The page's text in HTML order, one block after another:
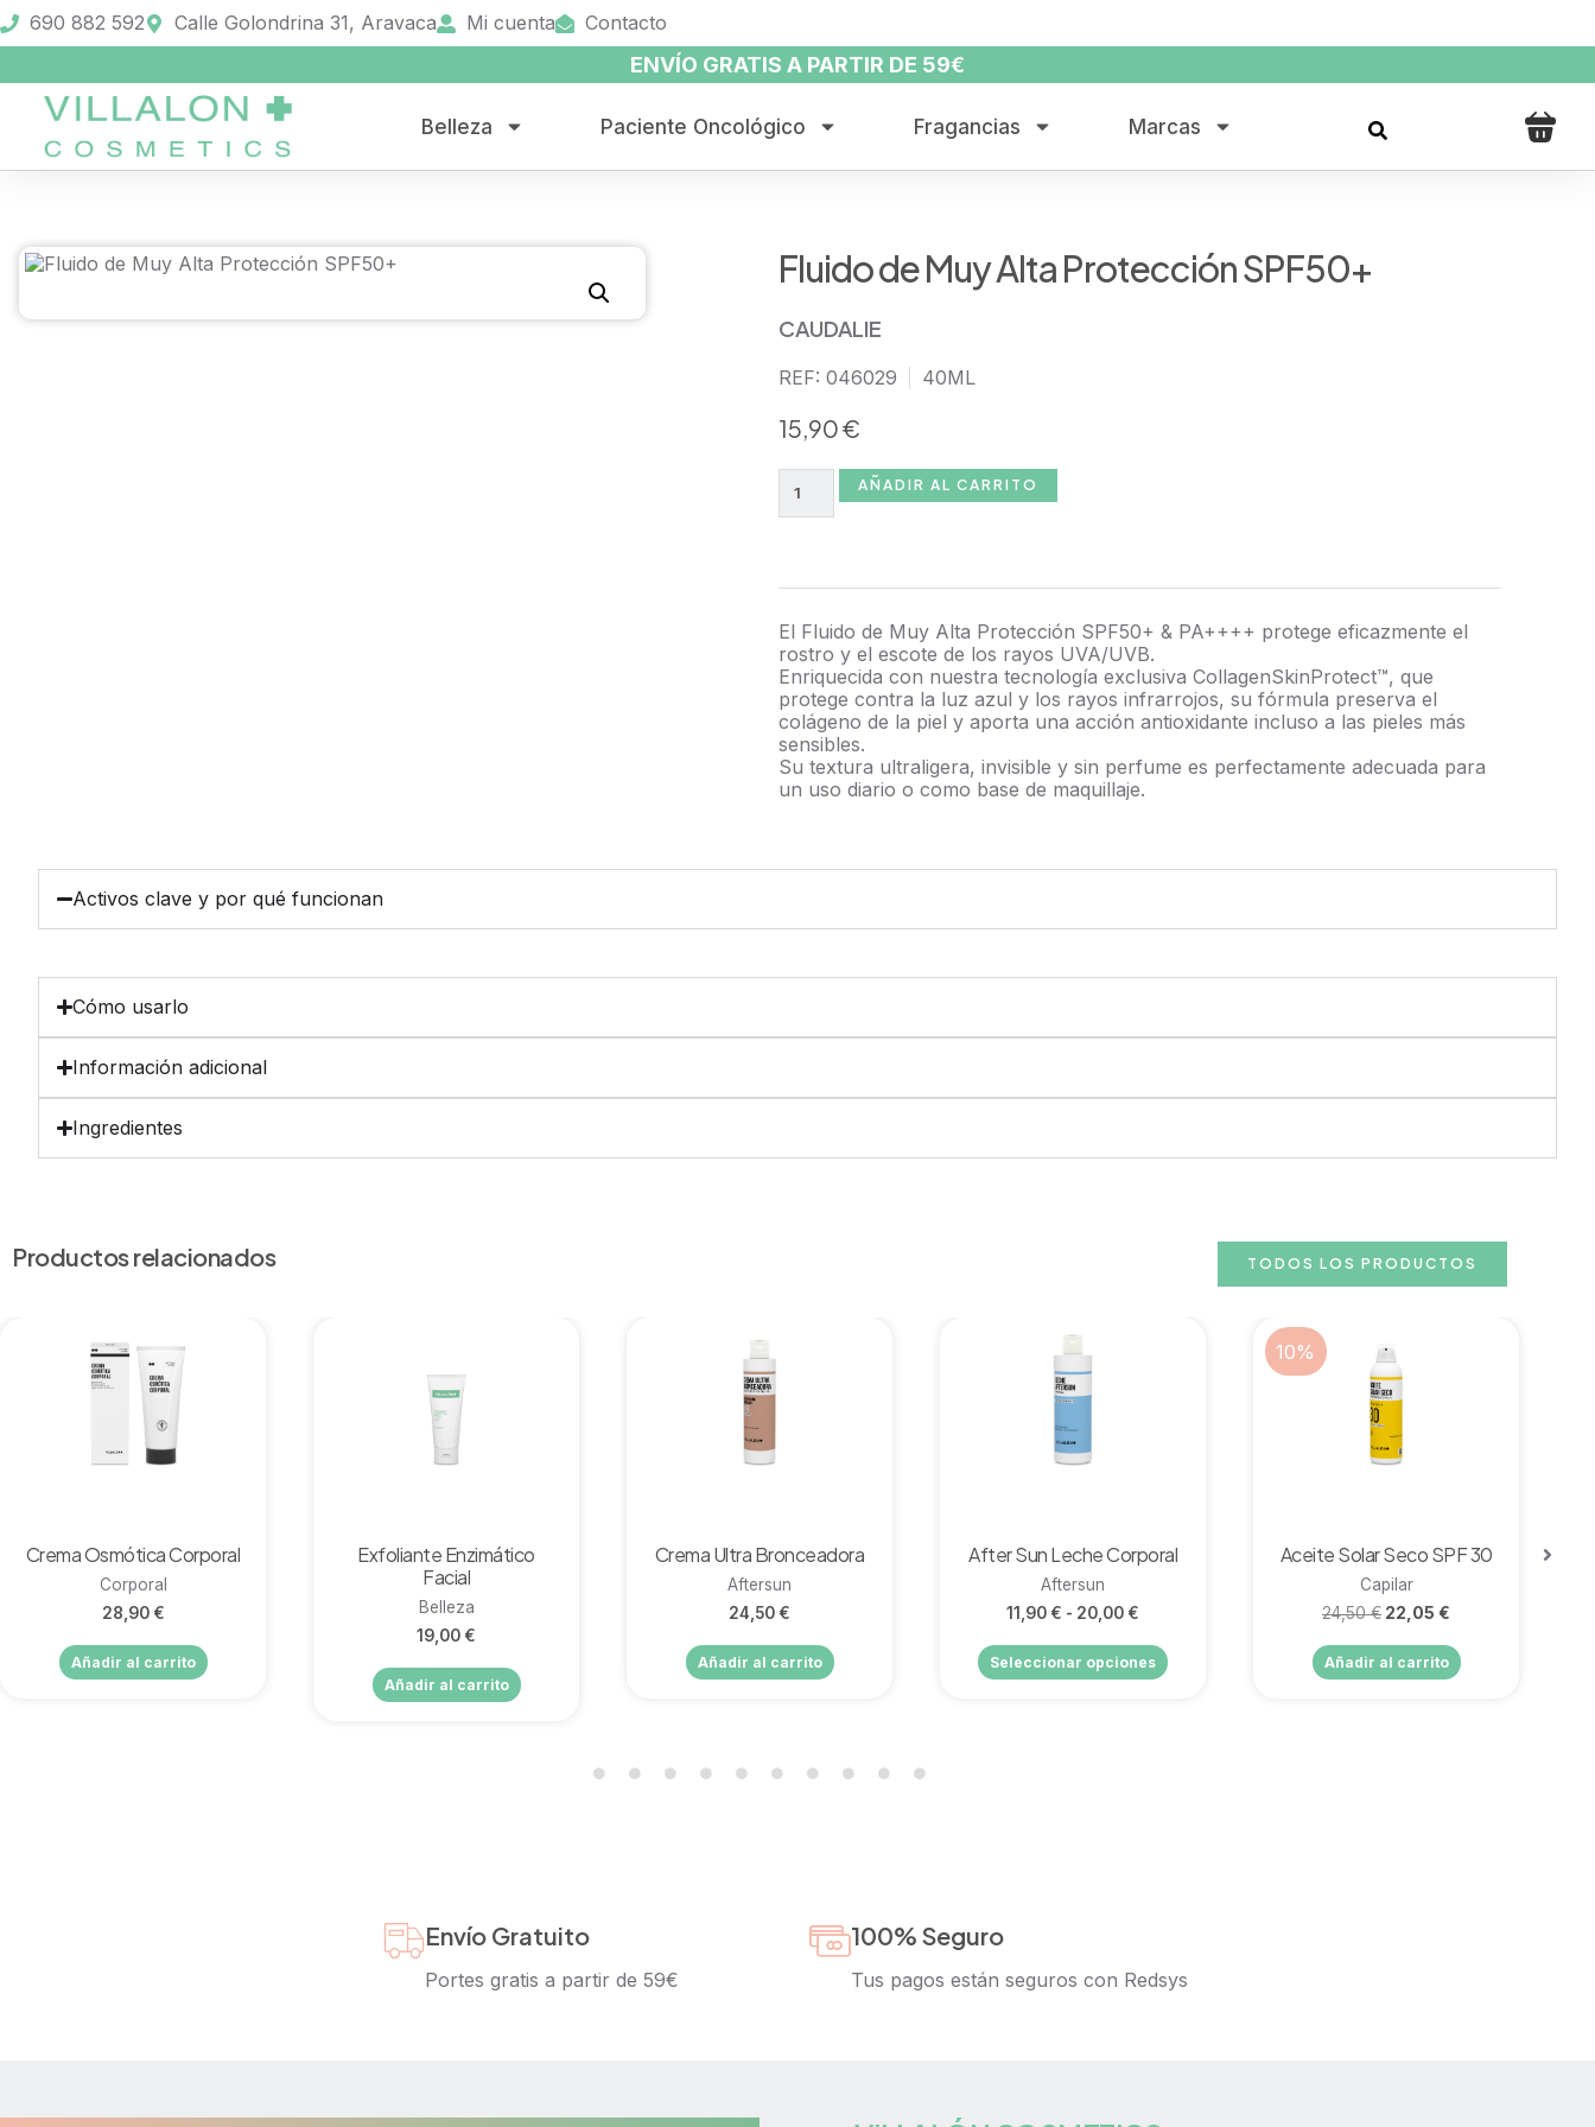
690 882 592 Calle Golondrina 31, Aravaca Mi cuenta Contacto
ENVÍO GRATIS A PARTIR DE 59€
Belleza Paciente Oncológico Fragancias Marcas
Fluido de Muy Alta Protección SPF50+
CAUDALIE
REF: 046029 40ML
15,90€
AÑADIR AL CARRITO
El Fluido de Muy Alta Protección SPF50+ & PA++++ protege eficazmente el
rostro y el escote de los rayos UVA/UVB.
Enriquecida con nuestra tecnología exclusiva CollagenSkinProtect™, que
protege contra la luz azul y los rayos infrarrojos, su fórmula preserva el
colágeno de la piel y aporta una acción antioxidante incluso a las pieles más
sensibles.
Su textura ultraligera, invisible y sin perfume es perfectamente adecuada para
un uso diario o como base de maquillaje.
Activos clave y por qué funcionan
Cómo usarlo
Información adicional
Ingredientes
Productos relacionados TODOS LOS PRODUCTOS
Crema Osmótica Corporal
Corporal
28,90 €
Añadir al carrito
Exfoliante Enzimático
Facial
Belleza
19,00 €
Añadir al carrito
Crema Ultra Bronceadora
Aftersun
24,50 €
Añadir al carrito
After Sun Leche Corporal
Aftersun
11,90 € - 20,00 €
Seleccionar opciones
10%
Aceite Solar Seco SPF 30
Capilar
24,50€ 22,05 €
Añadir al carrito
Envío Gratuito
Portes gratis a partir de 59€
100% Seguro
Tus pagos están seguros con Redsys